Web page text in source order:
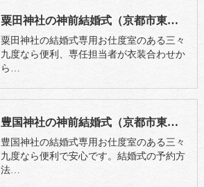
粟田神社の神前結婚式（京都市東山区）
粟田神社の結婚式専用お仕度室のある三々
九度なら便利、専任担当者が衣装合わせか
ら…
豊国神社の神前結婚式（京都市東山区）
豊国神社の結婚式専用お仕度室のある三々
九度なら便利で安心です。結婚式の予約方
法…